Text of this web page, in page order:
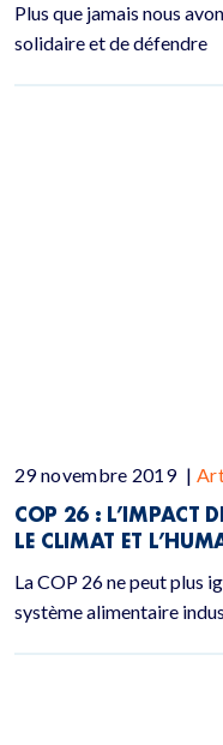
Plus que jamais nous
solidaire et de défendre
29 novembre 2019 |
COP 26 : L’IMPACT
LE CLIMAT ET
La COP 26 ne peut plus
système alimentaire